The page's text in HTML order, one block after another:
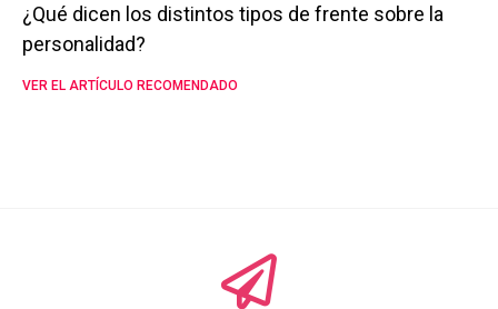
¿Qué dicen los distintos tipos de frente sobre la
personalidad?
VER EL ARTÍCULO RECOMENDADO